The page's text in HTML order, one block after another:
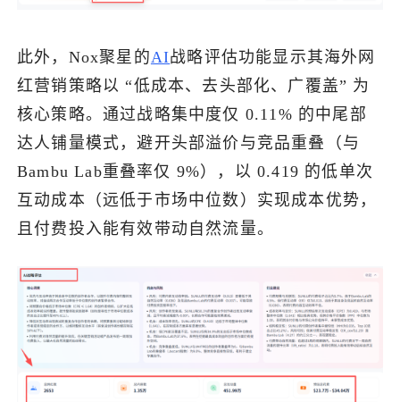
此外，Nox聚星的AI战略评估功能显示其海外网
红营销策略以 “低成本、去头部化、广覆盖” 为
核心策略。通过战略集中度仅 0.11% 的中尾部
达人铺量模式，避开头部溢价与竞品重叠（与
Bambu Lab重叠率仅 9%），以 0.419 的低单次
互动成本（远低于市场中位数）实现成本优势，
且付费投入能有效带动自然流量。